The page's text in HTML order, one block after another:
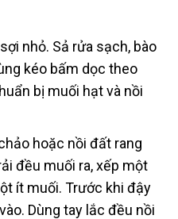
nhỏ. Sả rửa sạch, bào
kéo bấm dọc theo
bị muối hạt và nồi
hoặc nồi đất rang
đều muối ra, xếp một
ít muối. Trước khi đậy
Dùng tay lắc đều nồi